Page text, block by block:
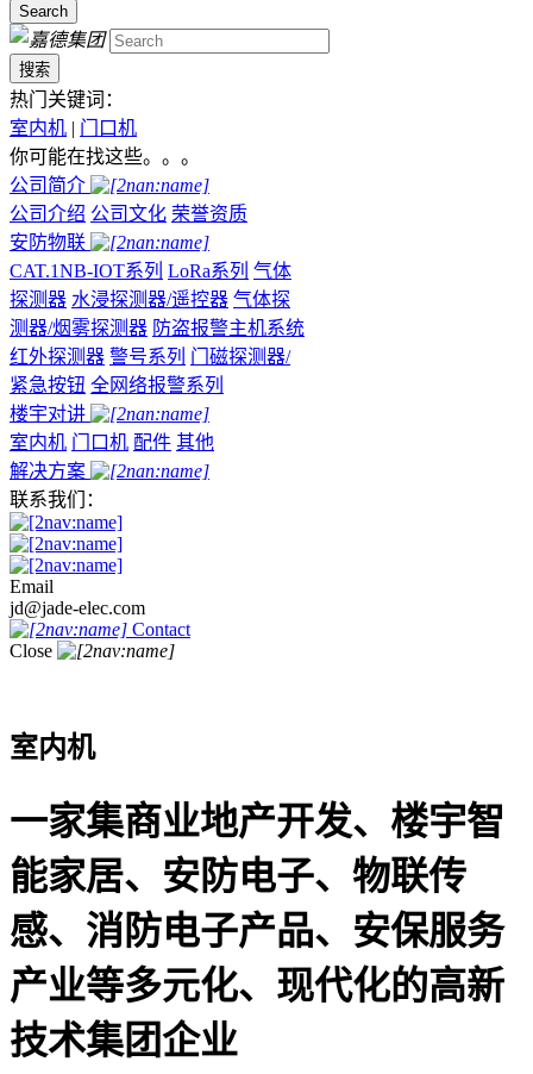
Search
搜索
热门关键词：
室内机 | 门口机
你可能在找这些。。。
公司简介
公司介绍 公司文化 荣誉资质
安防物联
CAT.1NB-IOT系列 LoRa系列 气体
探测器 水浸探测器/遥控器 气体探
测器/烟雾探测器 防盗报警主机系统
红外探测器 警号系列 门磁探测器/
紧急按钮 全网络报警系列
楼宇对讲
室内机 门口机 配件 其他
解决方案
联系我们：
Email
jd@jade-elec.com
Contact
Close
室内机
一家集商业地产开发、楼宇智
能家居、安防电子、物联传
感、消防电子产品、安保服务
产业等多元化、现代化的高新
技术集团企业